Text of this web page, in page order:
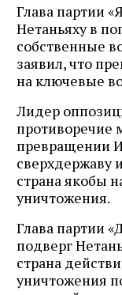
Глава партии
Нетаньяху в
собственные
заявил, что
на ключевые
Лидер
противоречие
превращении
сверхдержаву
страна якобы
уничтожения.
Глава партии
подверг
страна
уничтожения